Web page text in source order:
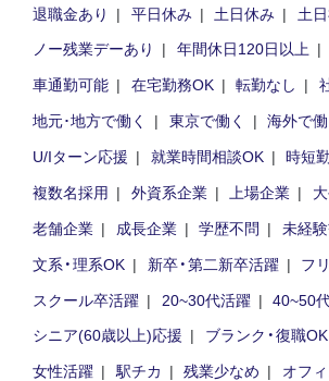
退職金あり
平日休み 土日休み
土
ノー残業デーあり
年間休日120日以上
車通勤可能
在宅勤務OK 転勤なし
地元･地方で働く
東京で働く
海外で働
U/Iターン応援
就業時間相談OK
時短
複数名採用
外資系企業 上場企業
老舗企業
成長企業 学歴不問
未経
文系・理系OK
新卒・第二新卒活躍
フ
スクール卒活躍
20~30代活躍
40~50
シニア(60歳以上)応援
ブランク・復職OK
女性活躍
駅チカ 残業少なめ
オフ